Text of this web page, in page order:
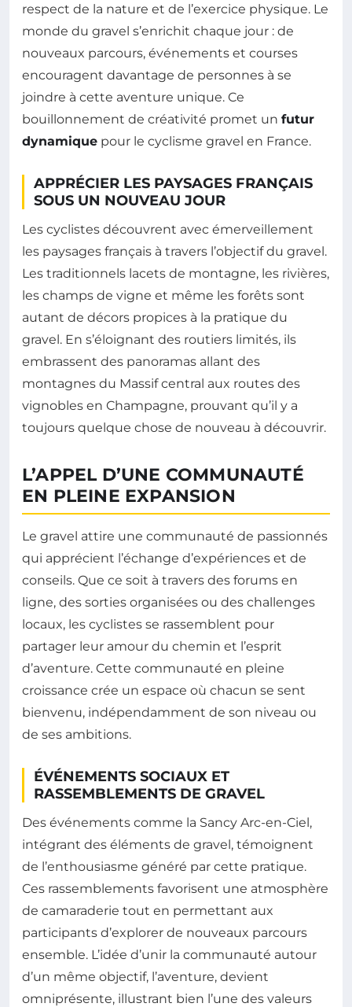
respect de la nature et de l’exercice physique. Le
monde du gravel s’enrichit chaque jour : de
nouveaux parcours, événements et courses
encouragent davantage de personnes à se
joindre à cette aventure unique. Ce
bouillonnement de créativité promet un futur
dynamique pour le cyclisme gravel en France.
APPRÉCIER LES PAYSAGES FRANÇAIS
SOUS UN NOUVEAU JOUR
Les cyclistes découvrent avec émerveillement
les paysages français à travers l’objectif du gravel.
Les traditionnels lacets de montagne, les rivières,
les champs de vigne et même les forêts sont
autant de décors propices à la pratique du
gravel. En s’éloignant des routiers limités, ils
embrassent des panoramas allant des
montagnes du Massif central aux routes des
vignobles en Champagne, prouvant qu’il y a
toujours quelque chose de nouveau à découvrir.
L’APPEL D’UNE COMMUNAUTÉ
EN PLEINE EXPANSION
Le gravel attire une communauté de passionnés
qui apprécient l’échange d’expériences et de
conseils. Que ce soit à travers des forums en
ligne, des sorties organisées ou des challenges
locaux, les cyclistes se rassemblent pour
partager leur amour du chemin et l’esprit
d’aventure. Cette communauté en pleine
croissance crée un espace où chacun se sent
bienvenu, indépendamment de son niveau ou
de ses ambitions.
ÉVÉNEMENTS SOCIAUX ET
RASSEMBLEMENTS DE GRAVEL
Des événements comme la Sancy Arc-en-Ciel,
intégrant des éléments de gravel, témoignent
de l’enthousiasme généré par cette pratique.
Ces rassemblements favorisent une atmosphère
de camaraderie tout en permettant aux
participants d’explorer de nouveaux parcours
ensemble. L’idée d’unir la communauté autour
d’un même objectif, l’aventure, devient
omniprésente, illustrant bien l’une des valeurs